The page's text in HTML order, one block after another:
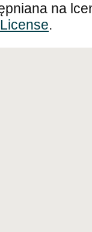
na
.